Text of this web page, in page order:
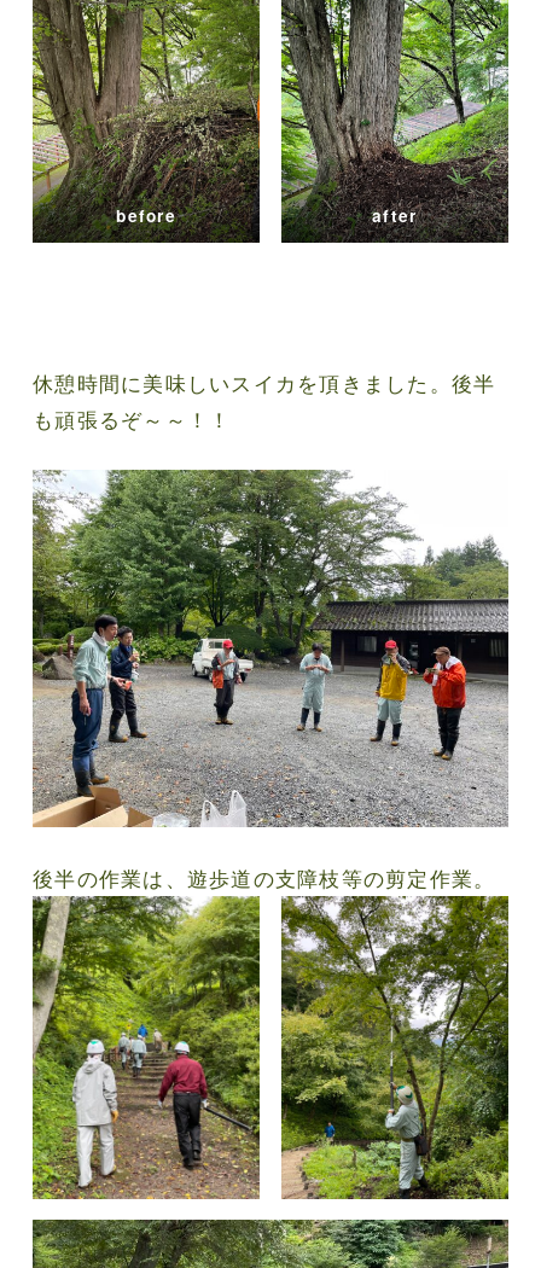
before after
休憩時間に美味しいスイカを頂きました。後半
も頑張るぞ～～！！
後半の作業は、遊歩道の支障枝等の剪定作業。